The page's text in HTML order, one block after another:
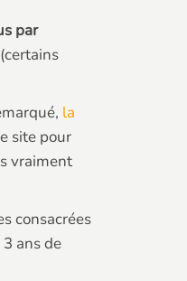
par
(certains
la
site pour
vraiment
consacrées
ans de